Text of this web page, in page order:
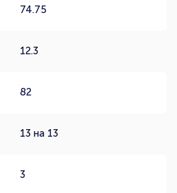
74.75
12.3
82
13 на 13
3